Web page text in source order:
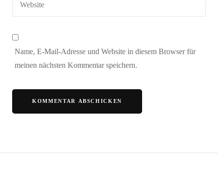
Name, E-Mail-Adresse und Website in diesem Browser für
meinen nächsten Kommentar speichern.